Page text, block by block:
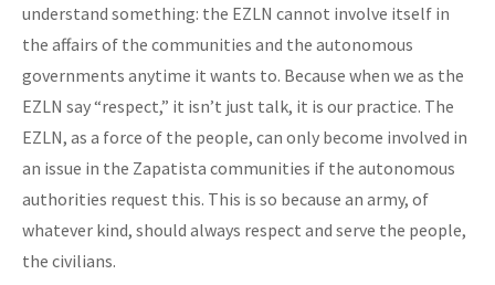
understand something: the EZLN cannot involve itself in
the affairs of the communities and the autonomous
governments anytime it wants to. Because when we as the
EZLN say “respect,” it isn’t just talk, it is our practice. The
EZLN, as a force of the people, can only become involved in
an issue in the Zapatista communities if the autonomous
authorities request this. This is so because an army, of
whatever kind, should always respect and serve the people,
the civilians.